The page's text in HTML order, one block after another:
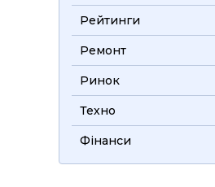
Рейтинги
Ремонт
Ринок
Техно
Фінанси